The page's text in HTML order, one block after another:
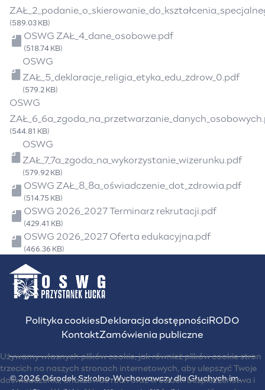
(589.03 KB)
PlikOSWG ZAŁ_4_dane_osobowe.pdf
(518.74 KB)
PlikOSWG
ZAŁ_5_deklaracje_religia_etyka_edu_zdrow_0.pdf
(579.2 KB)
Plik
OSWG
(544.81 KB)
PlikOSWG
ZAŁ_7_7a_zgoda_na_wykorzystanie_wizerunku.pdf
(579.92 KB)
PlikOSWG ZAŁ_8_8a_oświadczenie_dot_zdrowia.pdf
(514.75 KB)
PlikOSWG 2026_2027 Terminarz rekrutacji.pdf
(429.41 KB)
PlikOSWG 2026_2027 Oferta edukacyjna.pdf
(466.36 KB)
Polityka cookiesDeklaracja dostępności RODO
KontaktZamówienia publiczne
© 2026 Ośrodek Szkolno-Wychowawczy dla Głuchych im.
Używamy własnych plików cookie, jak również plików cookie stron
trzecich na naszych stronach internetowych, aby ulepszyć Twoje
doświadczenia, analizować ruch oraz w celach bezpieczeństwa i